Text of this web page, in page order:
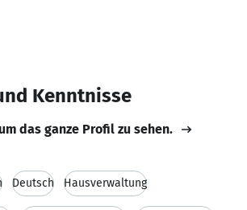
Kenntnisse
das ganze Profil zu sehen.
Deutsch Hausverwaltung